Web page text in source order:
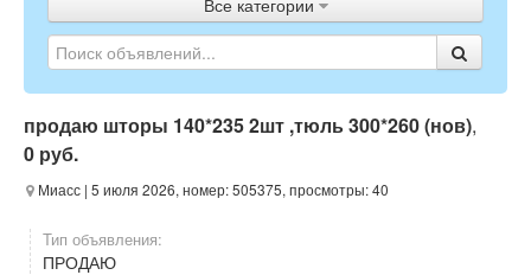
Полистать газету
ТВ-программа
Все категории
продаю шторы 140*235 2шт ,тюль 300*260 (нов),
0 руб.
Миасс | 5 июля 2026, номер: 505375, просмотры: 40
Тип объявления:
ПРОДАЮ